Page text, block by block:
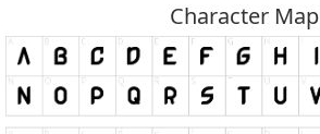
Character Map